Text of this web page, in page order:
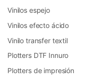
Vinilos espejo
Vinilos efecto ácido
Vinilo transfer textil
Plotters DTF Innuro
Plotters de impresión